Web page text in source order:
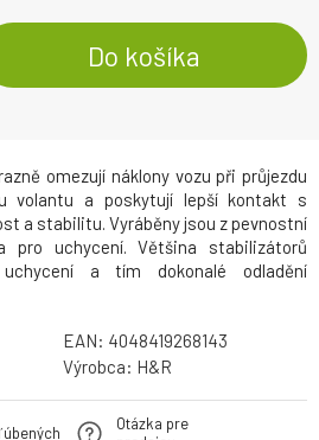
omezují náklony vozu při průjezdu
volantu a poskytují lepší kontakt s
a stabilitu. Vyráběny jsou z pevnostní
pro uchycení. Většina stabilizátorů
a tím dokonalé odladění
Do košíka
EAN: 4048419268143
Výrobca: H&R
Otázka pre